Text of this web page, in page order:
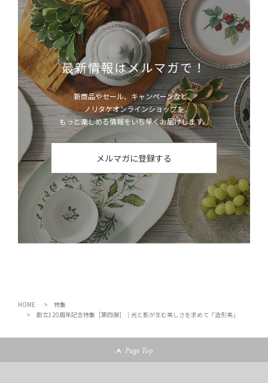
最新情報はメルマガで！
新商品やセール、キャンペーンなど、
ノリタケオンラインショップを
もっと楽しめる情報をいち早くお届けします。
メルマガに登録する
HOME
特集
創立120周年記念特集［第四弾］｜光と影が生む美しさを求めて「造形美」
Page Top